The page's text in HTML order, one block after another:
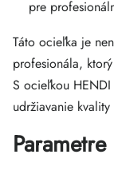
pre
Táto ocieľka je
profesionála,
S ocieľkou
udržiavanie
Parametre